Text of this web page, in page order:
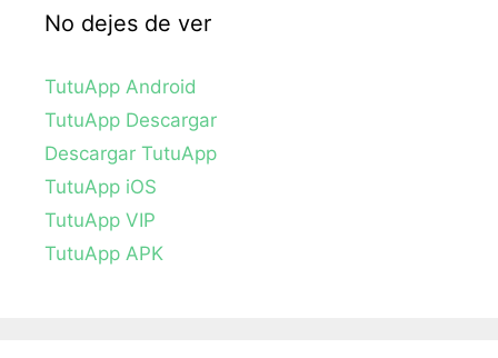
No dejes de ver
TutuApp Android
TutuApp Descargar
Descargar TutuApp
TutuApp iOS
TutuApp VIP
TutuApp APK